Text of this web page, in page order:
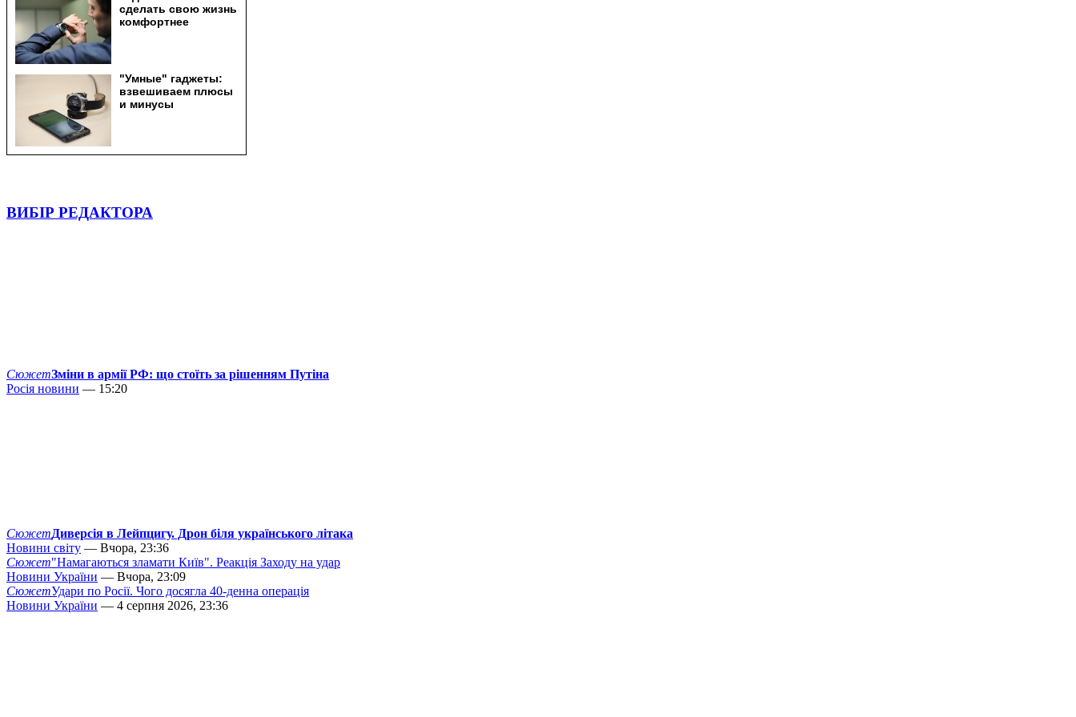
ВИБІР РЕДАКТОРА
СюжетЗміни в армії РФ: що стоїть за рішенням Путіна
Росія новини — 15:20
СюжетДиверсія в Лейпцигу. Дрон біля українського літака
Новини світу — Вчора, 23:36
Сюжет"Намагаються зламати Київ". Реакція Заходу на удар
Новини України — Вчора, 23:09
СюжетУдари по Росії. Чого досягла 40-денна операція
Новини України — 4 серпня 2026, 23:36